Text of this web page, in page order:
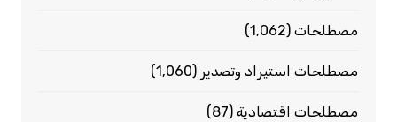
مصطلحات(1٬062)
مصطلحات استيراد وتصدير (1٬060)
مصطلحات اقتصادية(87)